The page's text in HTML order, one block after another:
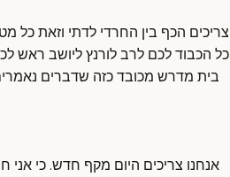
צריכים הכף בין החרדי לדתי וזאת
כל הכבוד לכם לרב לורנץ ליושב ראש
בית מדרש מכובד כזה שדברים
אנחנו צריכים היום מקף חדש. כי